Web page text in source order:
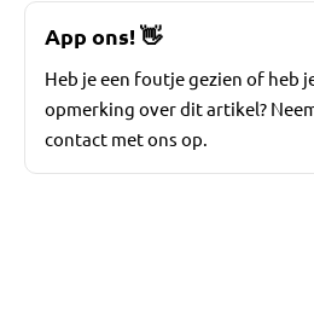
App ons!👋
Heb je een foutje gezien of heb
opmerking over dit artikel?
contact met ons op.